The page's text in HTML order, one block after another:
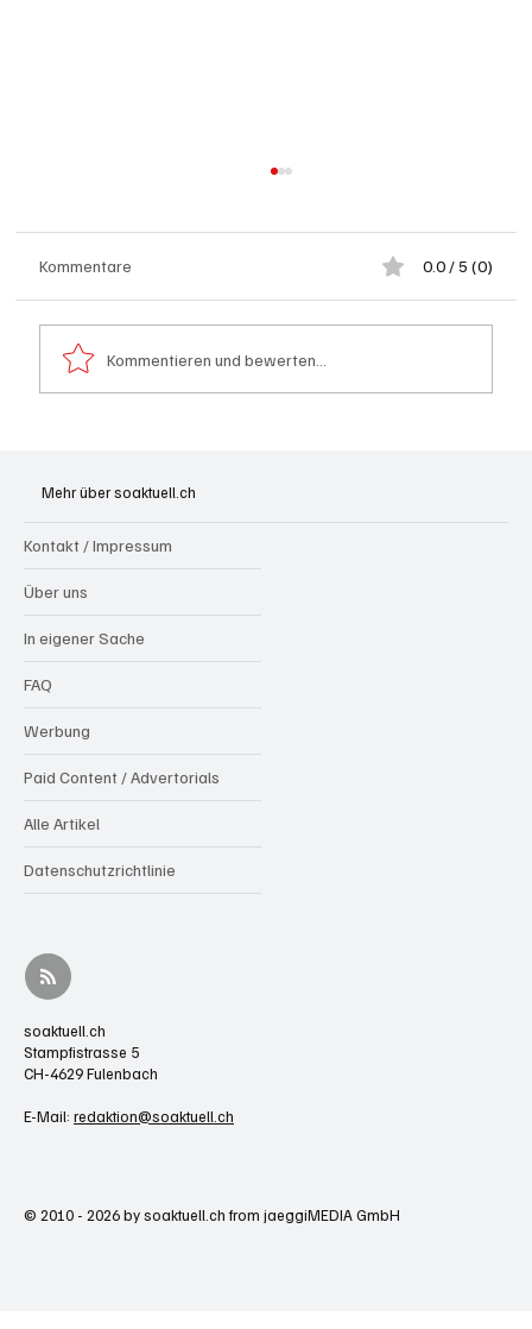
nutzen
Kommentare 0.0 / 5 (0)
Kommentieren und bewerten...
Mehr über soaktuell.ch
Kontakt / Impressum
Über uns
In eigener Sache
FAQ
Werbung
Paid Content / Advertorials
Alle Artikel
Datenschutzrichtlinie
soaktuell.ch
Stampfistrasse 5
CH-4629 Fulenbach
E-Mail: redaktion@soaktuell.ch
© 2010 - 2026 by soaktuell.ch from jaeggiMEDIA GmbH